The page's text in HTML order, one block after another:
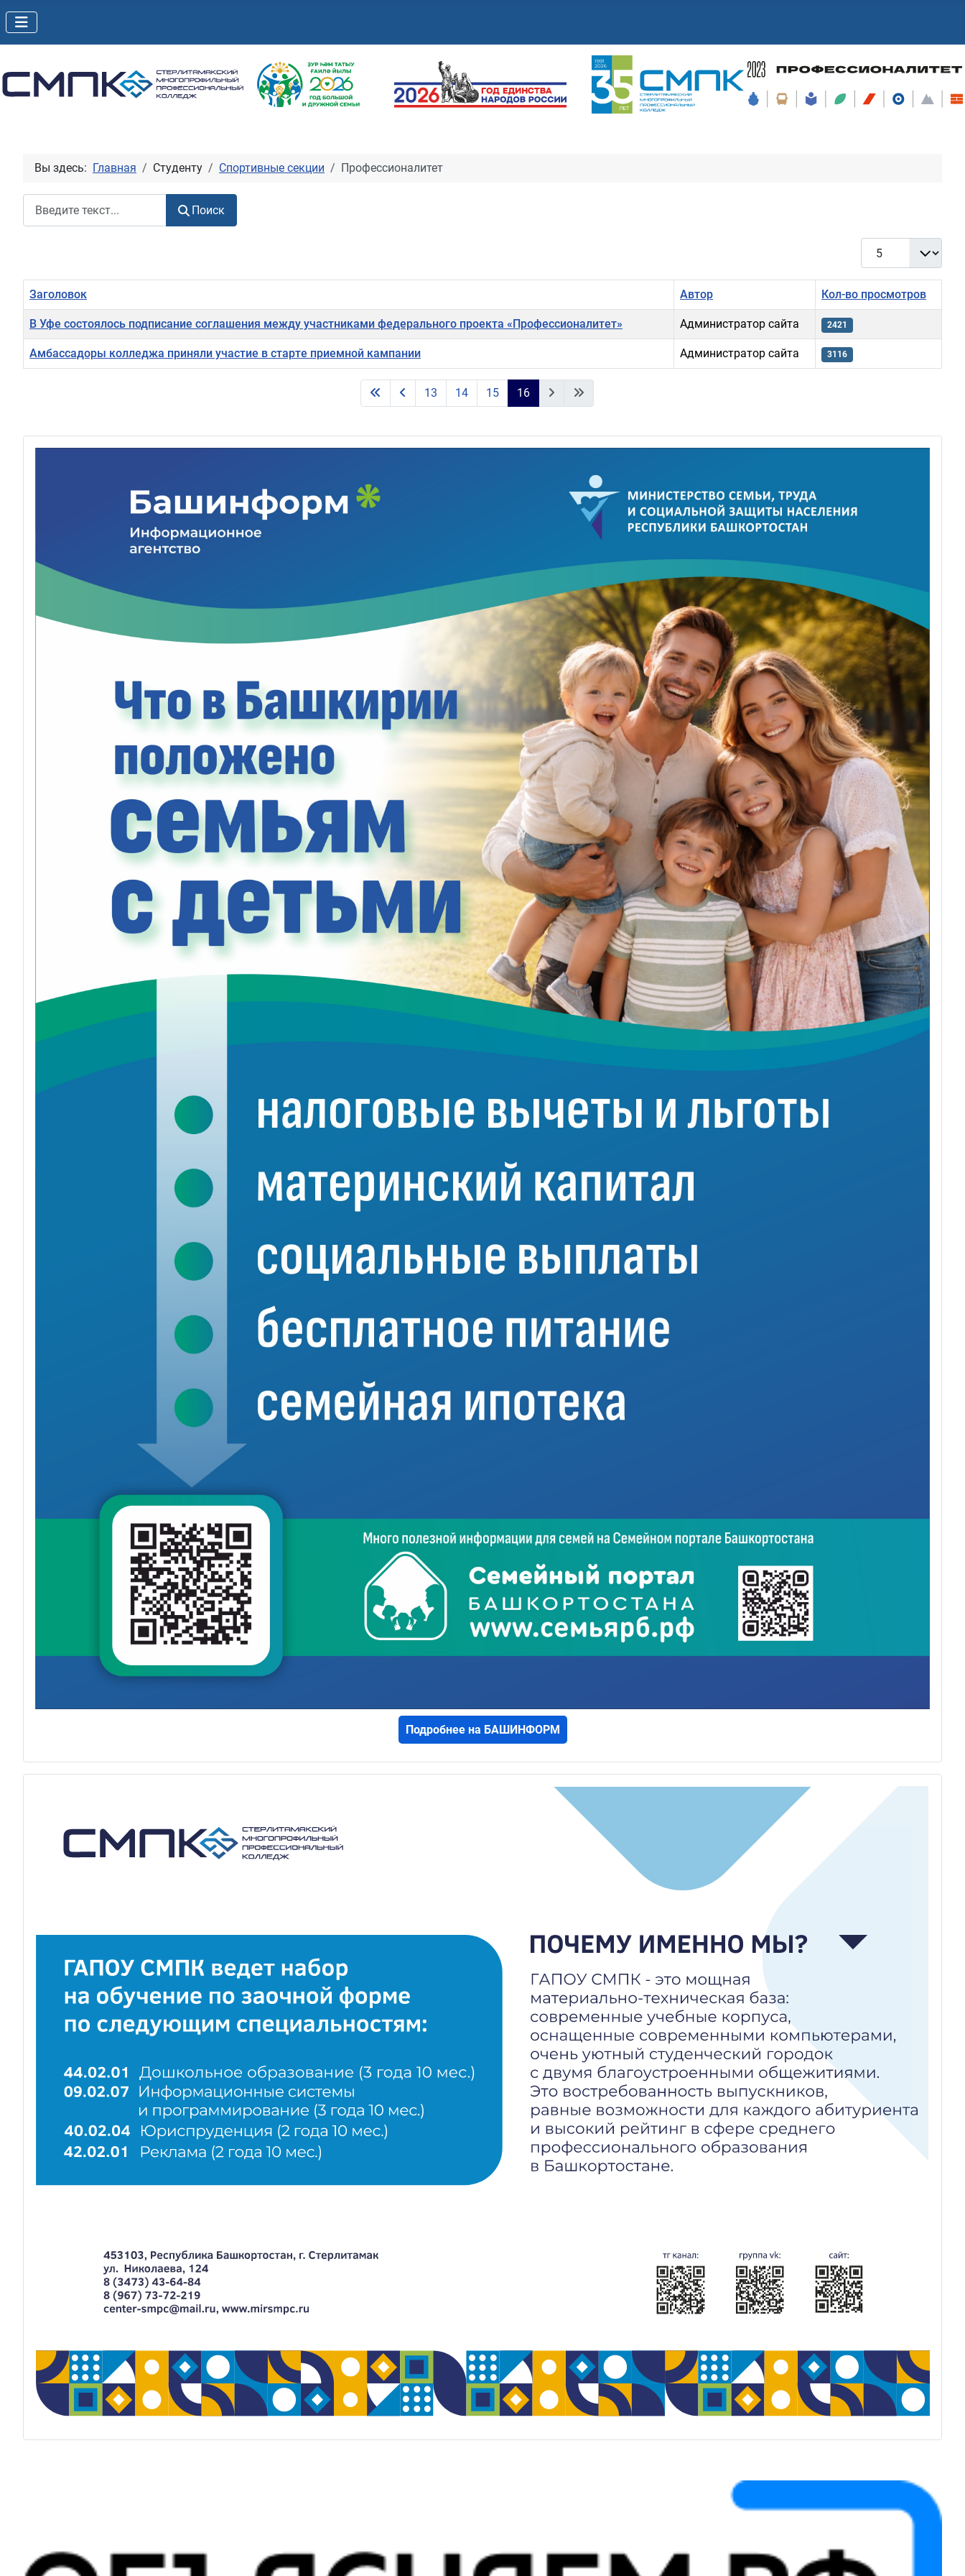
Подробнее на БАШИНФОРМ
Вы здесь: Главная Студенту Спортивные секции Профессионалитет
Поиск
Кол-во строк:
Заголовок Автор Кол-во просмотров
В Уфе состоялось подписание соглашения между участниками федерального проекта «Профессионалитет» Администратор сайта 2421
Амбассадоры колледжа приняли участие в старте приемной кампании Администратор сайта 3116
13 14 15 16